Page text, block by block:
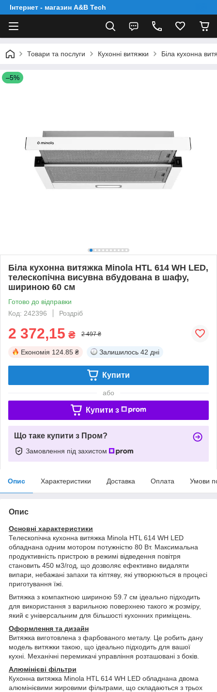
Інтернет - магазин A&B Tech
Товари та послуги Кухонні витяжки Біла кухонна
–5%
Біла кухонна витяжка Minola HTL 614 WH LED,
телескопічна висувна вбудована в шафу,
шириною 60 см
Готово до відправки
Код: 242396
Роздріб
2 372,15 ₴ 2 497 ₴
Економія 124.85 ₴ Залишилось 42 дні
Купити
або
Купити з
Що таке купити з Пром?
Замовлення під захистом
Опис Характеристики Доставка Оплата Умови
Опис
Основні характеристики
Телескопічна кухонна витяжка Minola HTL 614 WH LED
обладнана одним мотором потужністю 80 Вт. Максимальна
продуктивність пристрою в режимі відведення повітря
становить 450 м3/год, що дозволяє ефективно видаляти
випари, небажані запахи та кіптяву, які утворюються в процесі
приготування їжі.
Витяжка з компактною шириною 59.7 см ідеально підходить
для використання з варильною поверхнею такого ж розміру,
який є універсальним для більшості кухонних приміщень.
Оформлення та дизайн
Витяжка виготовлена з фарбованого металу. Це робить дану
модель витяжки такою, що ідеально підходить для вашої
кухні. Механічні перемикачі управління розташовані з боків.
Алюмінієві фільтри
Кухонна витяжка Minola HTL 614 WH LED обладнана двома
алюмінієвими жировими фільтрами, що складаються з трьох